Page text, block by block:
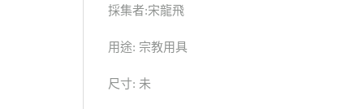
採集者:宋龍飛
用途: 宗教用具
尺寸: 未